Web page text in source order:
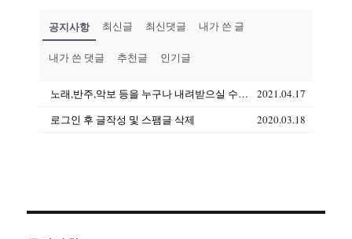
공지사항 최신글 최신댓글 내가 쓴 글
내가 쓴 댓글 추천글 인기글
노래,반주,악보 등을 누구나 내려받으실 수 있습니다(상업용도 제외)
2021.04.17
로그인 후 글작성 및 스팸글 삭제
2020.03.18